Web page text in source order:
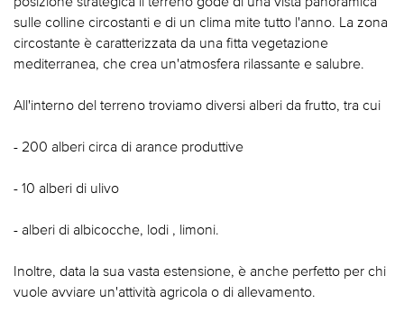
sulle colline circostanti e di un clima mite tutto l'anno. La zona
circostante è caratterizzata da una fitta vegetazione
mediterranea, che crea un'atmosfera rilassante e salubre.
All'interno del terreno troviamo diversi alberi da frutto, tra cui
- 200 alberi circa di arance produttive
- 10 alberi di ulivo
- alberi di albicocche, lodi , limoni.
Inoltre, data la sua vasta estensione, è anche perfetto per chi
vuole avviare un'attività agricola o di allevamento.